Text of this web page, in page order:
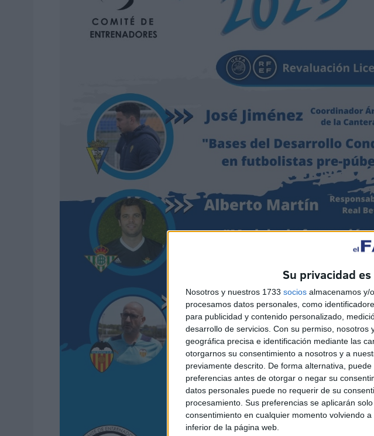
Su privacidad
Nosotros y nuestros 1733 socios almacenamos y/
procesamos datos personales, como
para publicidad y contenido personalizado,
desarrollo de servicios. Con su permiso, nosotros
geográfica precisa e identificación mediante las
otorgarnos su consentimiento a nosotros y a
previamente descrito. De forma alternativa,
preferencias antes de otorgar o negar su
datos personales puede no requerir de su
procesamiento. Sus preferencias se aplicarán
consentimiento en cualquier momento volviendo
inferior de la página web.